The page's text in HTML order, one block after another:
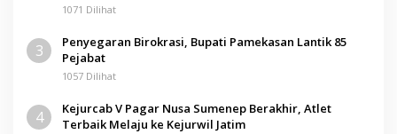
1071 Dilihat
3
Penyegaran Birokrasi, Bupati Pamekasan Lantik 85
Pejabat
1057 Dilihat
4
Kejurcab V Pagar Nusa Sumenep Berakhir, Atlet
Terbaik Melaju ke Kejurwil Jatim